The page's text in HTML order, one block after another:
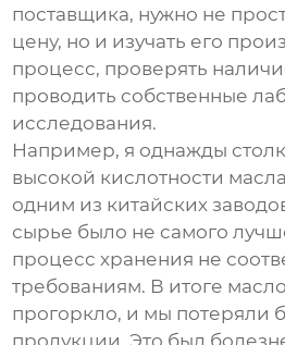
поставщика, нужно не
цену, но и изучать его
процесс, проверять
проводить собственные
исследования.
Например, я однажды
высокой кислотности
одним из китайских
сырье было не самого
процесс хранения не
требованиям. В итоге
прогоркло, и мы потеряли